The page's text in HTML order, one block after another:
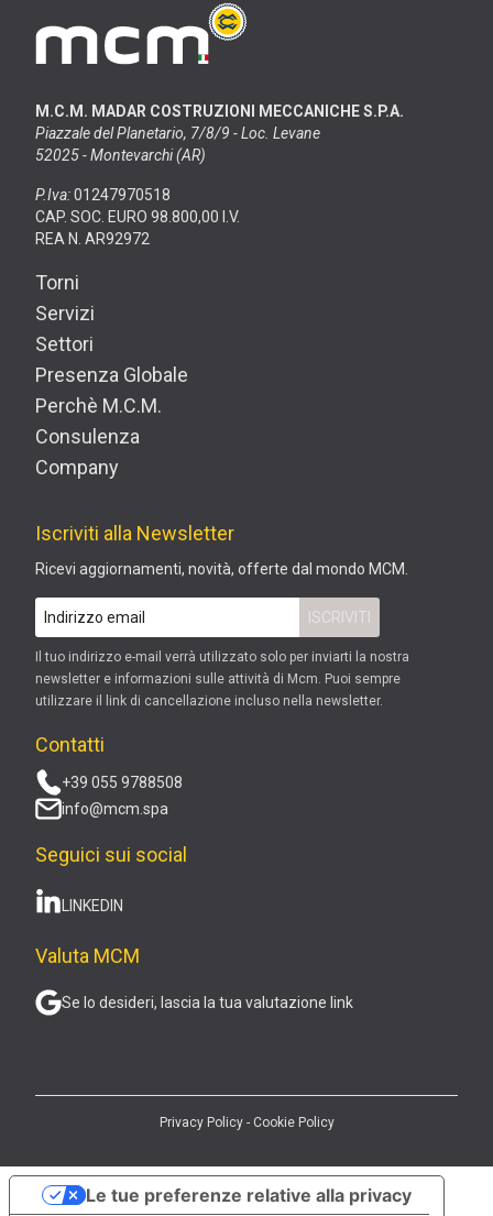
M.C.M. MADAR COSTRUZIONI MECCANICHE S.P.A.
Piazzale del Planetario, 7/8/9 - Loc. Levane
52025 - Montevarchi (AR)
P.Iva:01247970518
CAP. SOC. EURO 98.800,00 I.V.
REA N. AR92972
Torni
Servizi
Settori
Presenza Globale
Perchè M.C.M.
Consulenza
Company
Iscriviti alla Newsletter
Ricevi aggiornamenti, novità, offerte dal mondo MCM.
Il tuo indirizzo e-mail verrà utilizzato solo per inviarti la nostra
newsletter e informazioni sulle attività di Mcm. Puoi sempre
utilizzare il link di cancellazione incluso nella newsletter.
Contatti
+39 055 9788508
info@mcm.spa
Seguici sui social
LINKEDIN
Valuta MCM
Se lo desideri, lascia la tua valutazione link
Privacy Policy- Cookie Policy
Le tue preferenze relative alla privacy